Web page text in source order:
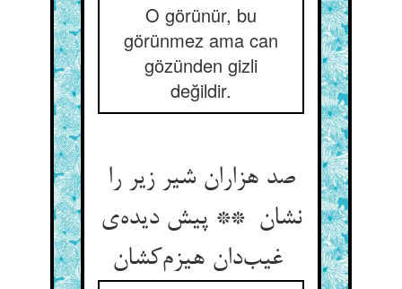
O görünür, bu
görünmez ama can
gözünden gizli
değildir.
صد هزاران شیر زیر را
نشان ** پیش دیده‌ی